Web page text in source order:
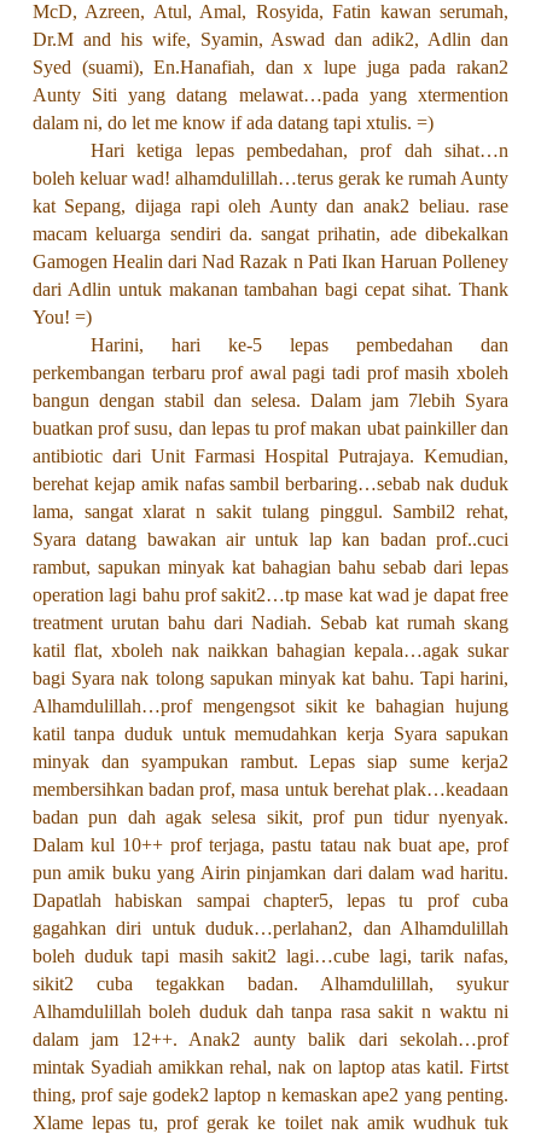
McD, Azreen, Atul, Amal, Rosyida, Fatin kawan serumah,
Dr.M and his wife, Syamin, Aswad dan adik2, Adlin dan
Syed (suami), En.Hanafiah, dan x lupe juga pada rakan2
Aunty Siti yang datang melawat…pada yang xtermention
dalam ni, do let me know if ada datang tapi xtulis. =)
Hari ketiga lepas pembedahan, prof dah sihat…n
boleh keluar wad! alhamdulillah…terus gerak ke rumah Aunty
kat Sepang, dijaga rapi oleh Aunty dan anak2 beliau. rase
macam keluarga sendiri da. sangat prihatin, ade dibekalkan
Gamogen Healin dari Nad Razak n Pati Ikan Haruan Polleney
dari Adlin untuk makanan tambahan bagi cepat sihat. Thank
You! =)
Harini, hari ke-5 lepas pembedahan dan
perkembangan terbaru prof awal pagi tadi prof masih xboleh
bangun dengan stabil dan selesa. Dalam jam 7lebih Syara
buatkan prof susu, dan lepas tu prof makan ubat painkiller dan
antibiotic dari Unit Farmasi Hospital Putrajaya. Kemudian,
berehat kejap amik nafas sambil berbaring…sebab nak duduk
lama, sangat xlarat n sakit tulang pinggul. Sambil2 rehat,
Syara datang bawakan air untuk lap kan badan prof..cuci
rambut, sapukan minyak kat bahagian bahu sebab dari lepas
operation lagi bahu prof sakit2…tp mase kat wad je dapat free
treatment urutan bahu dari Nadiah. Sebab kat rumah skang
katil flat, xboleh nak naikkan bahagian kepala…agak sukar
bagi Syara nak tolong sapukan minyak kat bahu. Tapi harini,
Alhamdulillah…prof mengengsot sikit ke bahagian hujung
katil tanpa duduk untuk memudahkan kerja Syara sapukan
minyak dan syampukan rambut. Lepas siap sume kerja2
membersihkan badan prof, masa untuk berehat plak…keadaan
badan pun dah agak selesa sikit, prof pun tidur nyenyak.
Dalam kul 10++ prof terjaga, pastu tatau nak buat ape, prof
pun amik buku yang Airin pinjamkan dari dalam wad haritu.
Dapatlah habiskan sampai chapter5, lepas tu prof cuba
gagahkan diri untuk duduk…perlahan2, dan Alhamdulillah
boleh duduk tapi masih sakit2 lagi…cube lagi, tarik nafas,
sikit2 cuba tegakkan badan. Alhamdulillah, syukur
Alhamdulillah boleh duduk dah tanpa rasa sakit n waktu ni
dalam jam 12++. Anak2 aunty balik dari sekolah…prof
mintak Syadiah amikkan rehal, nak on laptop atas katil. Firtst
thing, prof saje godek2 laptop n kemaskan ape2 yang penting.
Xlame lepas tu, prof gerak ke toilet nak amik wudhuk tuk